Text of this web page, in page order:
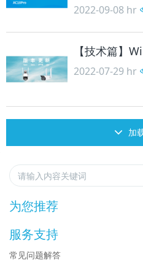
2022-09-08 hr
【技术篇】
2022-07-29 hr
加
为您推荐
服务支持
常见问题解答